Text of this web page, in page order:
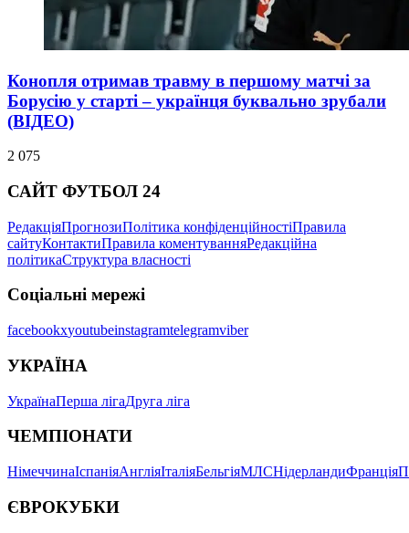
Конопля отримав травму в першому матчі за
Борусію у старті – українця буквально зрубали
(ВІДЕО)
2 075
САЙТ ФУТБОЛ 24
РедакціяПрогнозиПолітика конфіденційностіПравила
сайтуКонтактиПравила коментуванняРедакційна
політикаСтруктура власності
Соціальні мережі
facebookxyoutubeinstagramtelegramviber
УКРАЇНА
УкраїнаПерша лігаДруга ліга
ЧЕМПІОНАТИ
НімеччинаІспаніяАнгліяІталіяБельгіяМЛСНідерландиФранція
ЄВРОКУБКИ